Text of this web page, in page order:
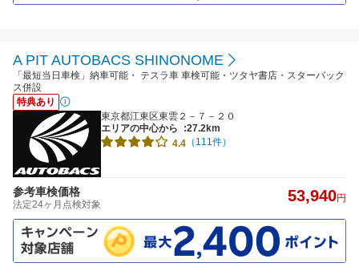
A PIT AUTOBACS SHINONOME
「最短当日車検」納車可能・ テスラ車 車検可能・ツタヤ書店・スターバック
ス併設
特典あり
東京都江東区東雲２－７－２０
エリアの中心から
:27.2km
4.4 （111件）
参考車検価格
法定24ヶ月点検対象 53,940円